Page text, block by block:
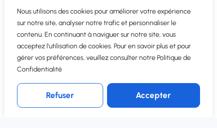
Nous utilisons des cookies pour améliorer votre expérience
sur notre site, analyser notre trafic et personnaliser le
contenu. En continuant à naviguer sur notre site, vous
acceptez l'utilisation de cookies. Pour en savoir plus et pour
gérer vos préférences, veuillez consulter notre Politique de
Confidentialité
Refuser Accepter
Succès guidé par des
experts
Un ERP déployé en quelques minutes, et un
accompagnement pas à pas pour garantir votre
réussite.